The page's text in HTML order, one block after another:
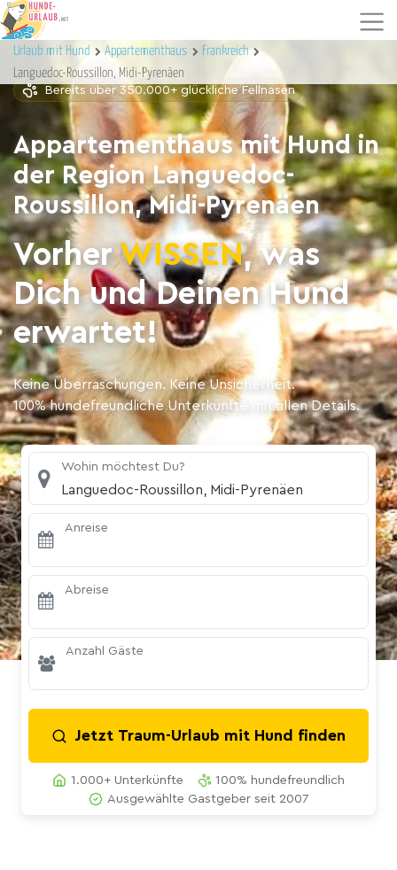
Urlaub mit Hund Appartementhaus
Frankreich
Languedoc-Roussillon, Midi-Pyrenäen
Bereits über 350.000+ glückliche Fellnasen
Appartementhaus mit Hund in
der Region Languedoc-
Roussillon, Midi-Pyrenäen
VorherWISSEN, was
Dich und Deinen Hund
erwartet!
Keine Überraschungen. Keine Unsicherheit.
100% hundefreundliche Unterkünfte mit allen Details.
Wohin möchtest Du?
Languedoc-Roussillon, Midi-Pyrenäen
Anreise
Abreise
Anzahl Gäste
Jetzt Traum-Urlaub mit Hund finden
1.000+ Unterkünfte
100% hundefreundlich
Ausgewählte Gastgeber seit 2007